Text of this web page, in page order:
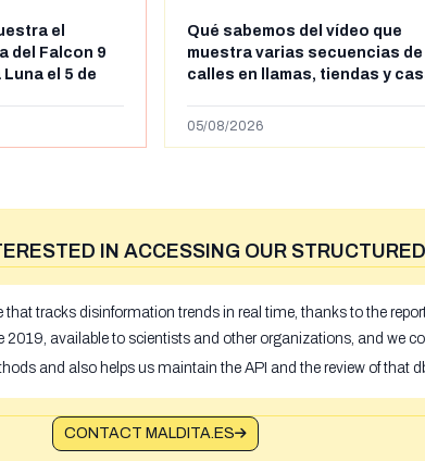
el
del Falcon 9
el 5 de
Qué sabemos del vídeo que
muestra varias secuencias de
calles en llamas, tiendas y
supuestamente en España
05/08/2026
IN ACCESSING OUR
tracks disinformation trends in real time, thanks to the
available to scientists and other organizations, and we
and also helps us maintain the API and the review of that
CONTACT MALDITA.ES